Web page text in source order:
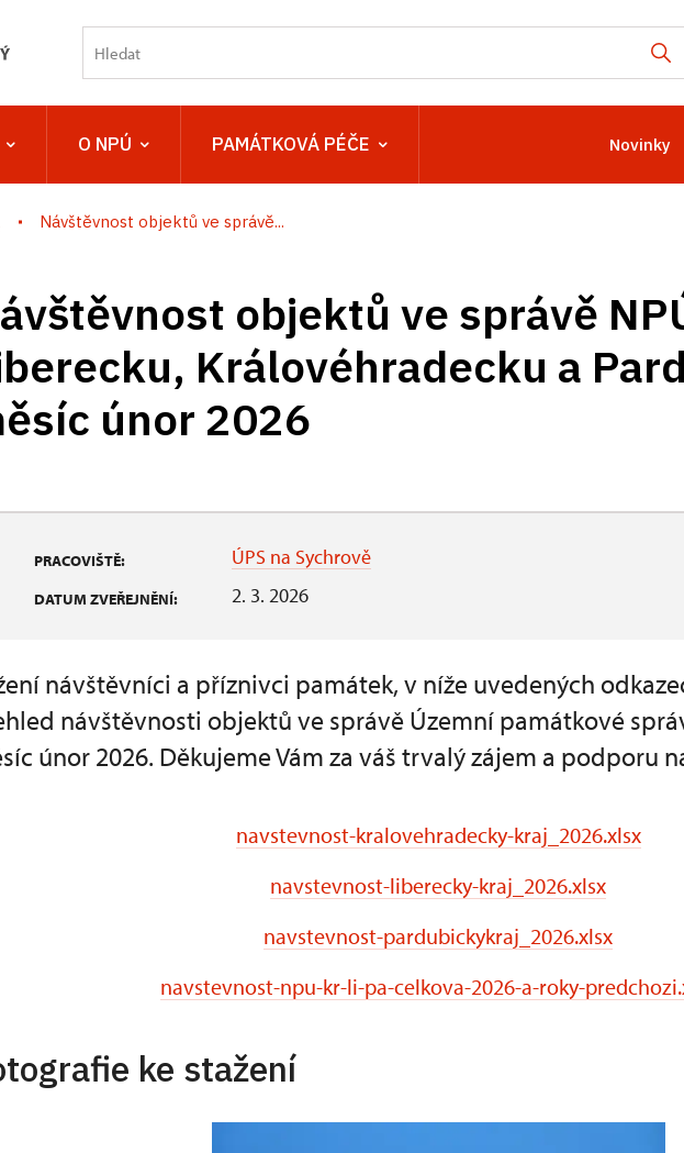
O NPÚ PAMÁTKOVÁ PÉČE Novinky
Návštěvnost objektů ve správě...
objektů ve správě
Královéhradecku a
únor 2026
PRACOVIŠTĚ: ÚPS na Sychrově
DATUM ZVEŘEJNĚNÍ: 2. 3. 2026
návštěvníci a příznivci památek, v níže uvedených
návštěvnosti objektů ve správě Územní památkové
únor 2026. Děkujeme Vám za váš trvalý zájem a podporu
navstevnost-kralovehradecky-kraj_2026.xlsx
navstevnost-liberecky-kraj_2026.xlsx
navstevnost-pardubickykraj_2026.xlsx
navstevnost-npu-kr-li-pa-celkova-2026-a-roky-
ke stažení